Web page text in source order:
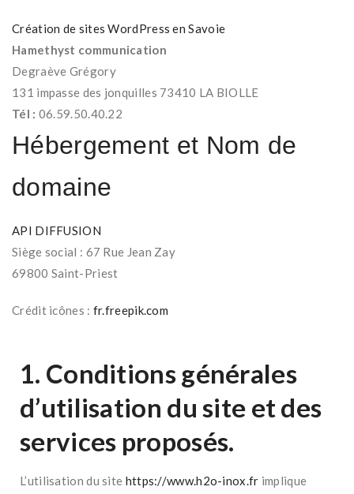
Création de sites WordPress en Savoie
Hamethyst communication
Degraève Grégory
131 impasse des jonquilles 73410 LA BIOLLE
Tél : 06.59.50.40.22
Hébergement et Nom de
domaine
API DIFFUSION
Siège social : 67 Rue Jean Zay
69800 Saint-Priest
Crédit icônes : fr.freepik.com
1. Conditions générales
d’utilisation du site et des
services proposés.
L’utilisation du site https://www.h2o-inox.fr implique